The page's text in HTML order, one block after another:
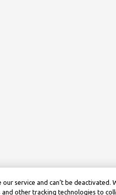
service and can’t be deactivated.
other tracking technologies to